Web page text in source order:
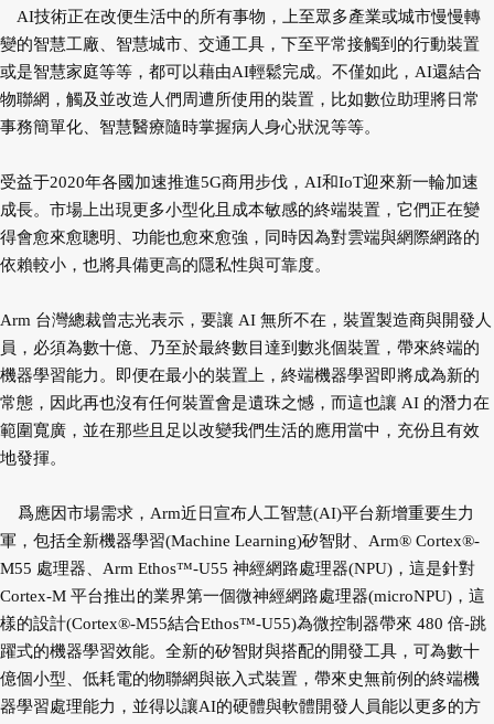
AI技術正在改便生活中的所有事物，上至眾多產業或城市慢慢轉
變的智慧工廠、智慧城市、交通工具，下至平常接觸到的行動裝置
或是智慧家庭等等，都可以藉由AI輕鬆完成。不僅如此，AI還結合
物聯網，觸及並改造人們周遭所使用的裝置，比如數位助理將日常
事務簡單化、智慧醫療隨時掌握病人身心狀況等等。
受益于2020年各國加速推進5G商用步伐，AI和IoT迎來新一輪加速
成長。市場上出現更多小型化且成本敏感的終端裝置，它們正在變
得會愈來愈聰明、功能也愈來愈強，同時因為對雲端與網際網路的
依賴較小，也將具備更高的隱私性與可靠度。
Arm 台灣總裁曾志光表示，要讓 AI 無所不在，裝置製造商與開發人
員，必須為數十億、乃至於最終數目達到數兆個裝置，帶來終端的
機器學習能力。即便在最小的裝置上，終端機器學習即將成為新的
常態，因此再也沒有任何裝置會是遺珠之憾，而這也讓 AI 的潛力在
範圍寬廣，並在那些且足以改變我們生活的應用當中，充份且有效
地發揮。
爲應因市場需求，Arm近日宣布人工智慧(AI)平台新增重要生力
軍，包括全新機器學習(Machine Learning)矽智財、Arm® Cortex®-
M55 處理器、Arm Ethos™-U55 神經網路處理器(NPU)，這是針對
Cortex-M 平台推出的業界第一個微神經網路處理器(microNPU)，這
樣的設計(Cortex®-M55結合Ethos™-U55)為微控制器帶來 480 倍-跳
躍式的機器學習效能。全新的矽智財與搭配的開發工具，可為數十
億個小型、低耗電的物聯網與嵌入式裝置，帶來史無前例的終端機
器學習處理能力，並得以讓AI的硬體與軟體開發人員能以更多的方